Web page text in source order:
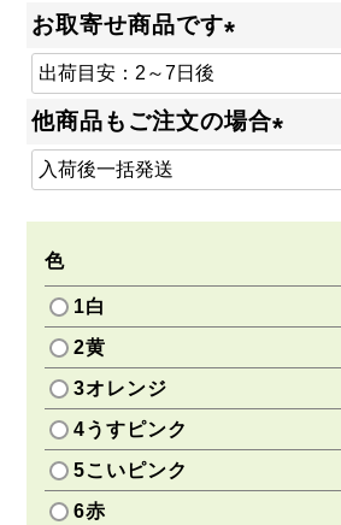
お取寄せ商品です
必
他商品もご注文の場合
色
1白
2黄
3オレンジ
4うすピンク
5こいピンク
6赤